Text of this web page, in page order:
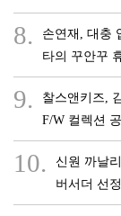
8.
손연재, 대충
타의 꾸안꾸
9.
찰스앤키즈,
F/W 컬렉션
10.
신원 까날
버서더 선